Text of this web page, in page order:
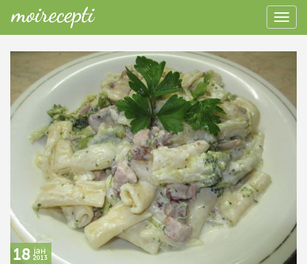
18 јан
2013